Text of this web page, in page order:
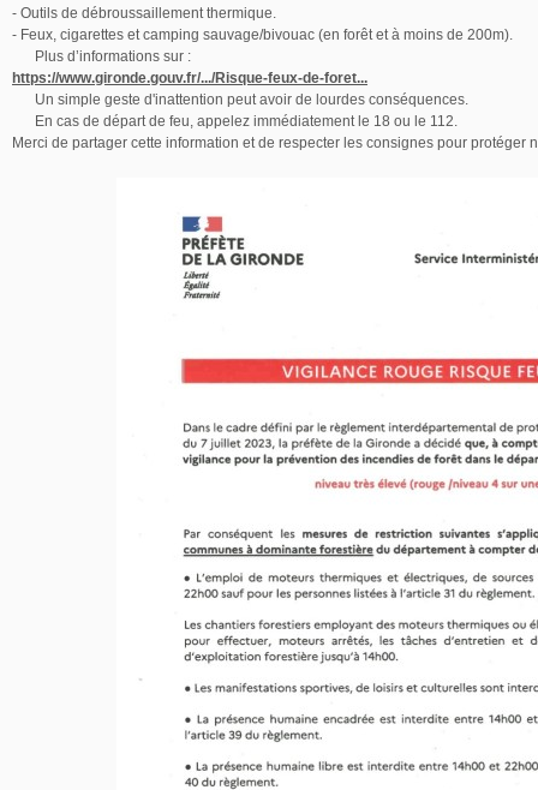
- Outils de débroussaillement thermique.
- Feux, cigarettes et camping sauvage/bivouac (en forêt et à moins de 200m).
Plus d’informations sur :
https://www.gironde.gouv.fr/.../Risque-feux-de-foret...
Un simple geste d'inattention peut avoir de lourdes conséquences.
En cas de départ de feu, appelez immédiatement le 18 ou le 112.
Merci de partager cette information et de respecter les consignes pour protéger